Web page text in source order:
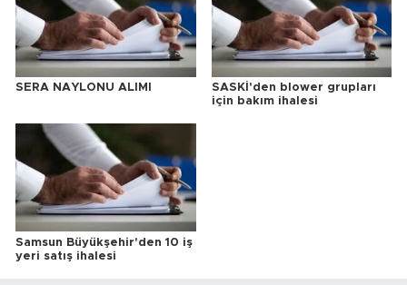
SERA NAYLONU ALIMI
SASKİ'den blower grupları
için bakım ihalesi
Samsun Büyükşehir'den 10 iş
yeri satış ihalesi